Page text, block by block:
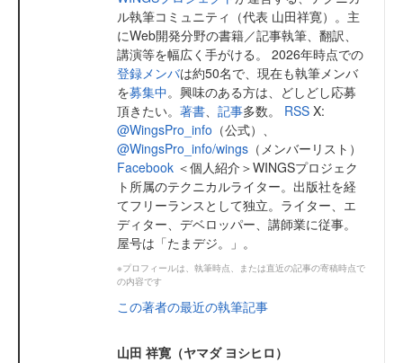
ル執筆コミュニティ（代表 山田祥寛）。主
にWeb開発分野の書籍／記事執筆、翻訳、
講演等を幅広く手がける。 2026年時点での
登録メンバは約50名で、現在も執筆メンバ
を募集中。興味のある方は、どしどし応募
頂きたい。 著書、 記事多数。 RSS X:
@WingsPro_info （公式）、
@WingsPro_info/wings （メンバーリスト）
Facebook ＜個人紹介＞WINGSプロジェク
ト所属のテクニカルライター。出版社を経
てフリーランスとして独立。ライター、エ
ディター、デベロッパー、講師業に従事。
屋号は「たまデジ。」。
※プロフィールは、執筆時点、または直近の記事の寄稿時点で
の内容です
この著者の最近の執筆記事
山田 祥寛（ヤマダ ヨシヒロ）